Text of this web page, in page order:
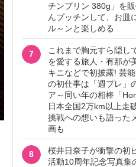
チンプリン 380g」を
んプッチンして、お皿
ル～ンと楽しめる
7
これまで胸元すら隠し
を愛する旅人・有那が
キニなどで初披露! 芸
の初仕事は「週プレ」
ア～同い年の相棒「
日本全国2万km以上走
挑戦への想いも語った
画も
8
桜井日奈子が衝撃の初
活動10周年記念写真集